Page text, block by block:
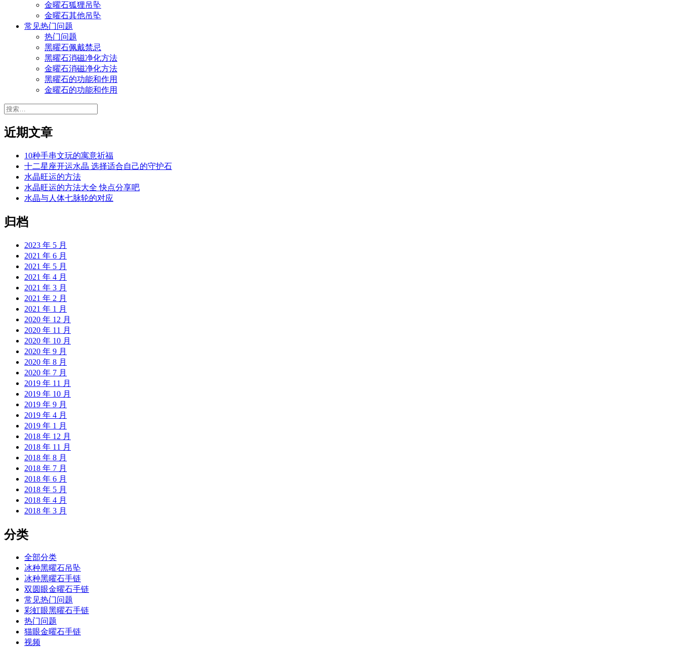
金曜石狐狸吊坠
金曜石其他吊坠
常见热门问题
热门问题
黑曜石佩戴禁忌
黑曜石消磁净化方法
金曜石消磁净化方法
黑曜石的功能和作用
金曜石的功能和作用
搜
近期文章
10种手串文玩的寓意祈福
十二星座开运水晶 选择适合自己的守护石
水晶旺运的方法
水晶旺运的方法大全 快点分享吧
水晶与人体七脉轮的对应
归档
2023 年 5 月
2021 年 6 月
2021 年 5 月
2021 年 4 月
2021 年 3 月
2021 年 2 月
2021 年 1 月
2020 年 12 月
2020 年 11 月
2020 年 10 月
2020 年 9 月
2020 年 8 月
2020 年 7 月
2019 年 11 月
2019 年 10 月
2019 年 9 月
2019 年 4 月
2019 年 1 月
2018 年 12 月
2018 年 11 月
2018 年 8 月
2018 年 7 月
2018 年 6 月
2018 年 5 月
2018 年 4 月
2018 年 3 月
分类
全部分类
冰种黑曜石吊坠
冰种黑曜石手链
双圆眼金曜石手链
常见热门问题
彩虹眼黑曜石手链
热门问题
猫眼金曜石手链
视频